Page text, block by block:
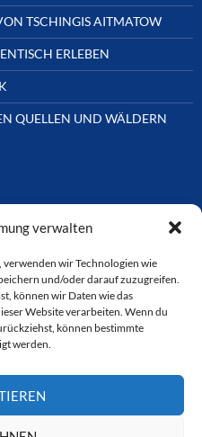
verwalten
verwenden wir Technologien wie
und/oder darauf zuzugreifen.
können wir Daten wie das
Website verarbeiten. Wenn du
können bestimmte
werden.
TSCHINGIS AITMATOW
ERLEBEN
QUELLEN UND WÄLDERN
ist über Mitglieder und
und Tourismusbranche
Wir freuen uns immer
Nehmen Sie bei Interesse über
auf. CTOUR über 30 Jahre im